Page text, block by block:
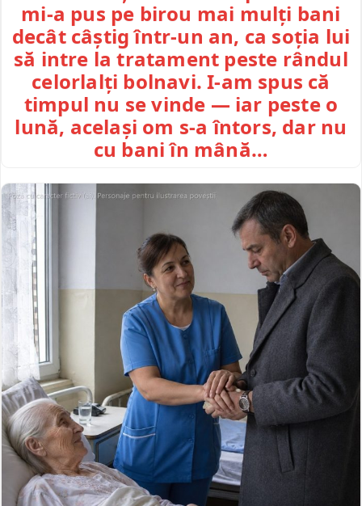
mi-a pus pe birou mai mulți bani
decât câștig într-un an, ca soția lui
să intre la tratament peste rândul
celorlalți bolnavi. I-am spus că
timpul nu se vinde — iar peste o
lună, același om s-a întors, dar nu
cu bani în mână…